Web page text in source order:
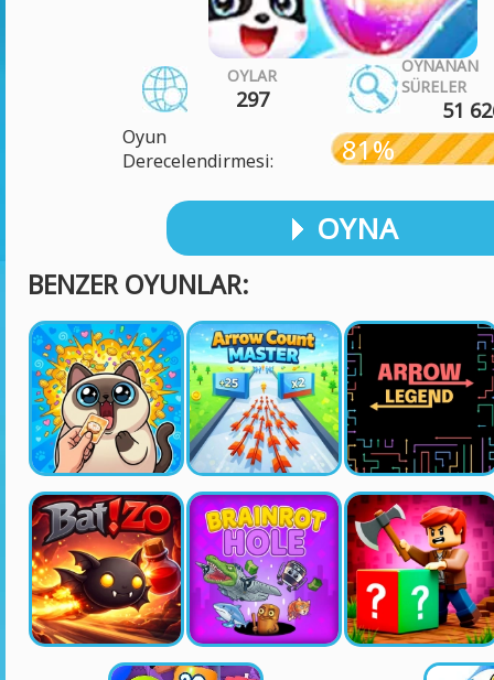
OYLAR
297
OYNANAN
SÜRELER
51
Oyun
Derecelendirmesi:
81%
OYNA
BENZER OYUNLAR: